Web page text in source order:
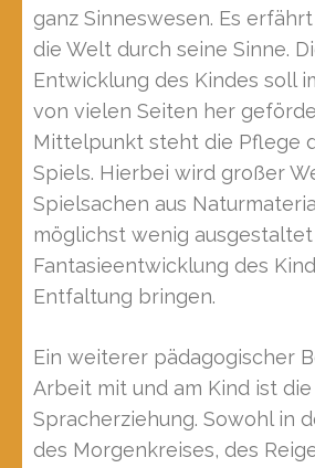
ganz Sinneswesen. Es
die Welt durch seine Sinne.
Entwicklung des Kindes soll
von vielen Seiten her
Mittelpunkt steht die Pflege
Spiels. Hierbei wird großer
Spielsachen aus
möglichst wenig
Fantasieentwicklung des
Entfaltung bringen.
Ein weiterer pädagogischer
Arbeit mit und am Kind ist die
Spracherziehung. Sowohl in
des Morgenkreises, des